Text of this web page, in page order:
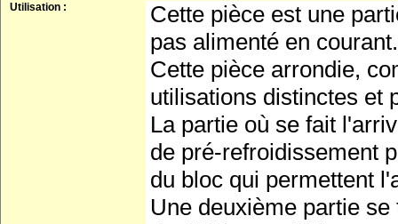
Utilisation :
Cette pièce est une
pas alimenté en courant.
Cette pièce arrondie,
utilisations distinctes et
La partie où se fait
de pré-refroidissement
du bloc qui permettent
Une deuxième partie